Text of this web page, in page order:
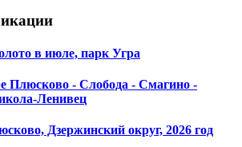
в июле, парк Угра
Плюсково - Слобода - Смагино -
Ленивец
Дзержинский округ, 2026 год